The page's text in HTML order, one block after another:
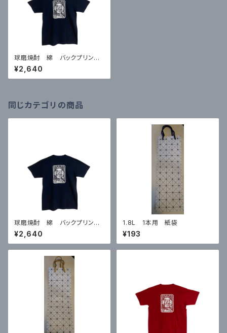
球磨焼酎 綿 バックプリントT
シャツ 紺 XLサイズ
¥2,640
同じカテゴリの商品
球磨焼酎 綿 バックプリントT
シャツ 紺 Mサイズ
¥2,640
1.8L 1本用 紙袋
¥193